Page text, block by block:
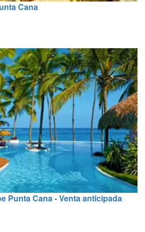
Cana
Punta Cana - Venta anticipada